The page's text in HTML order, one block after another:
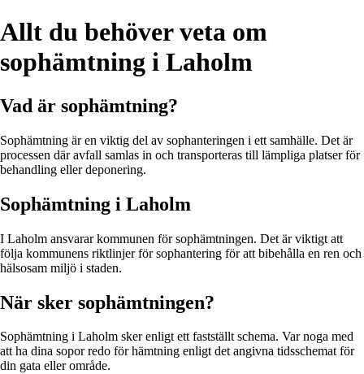
Allt du behöver veta om
sophämtning i Laholm
Vad är sophämtning?
Sophämtning är en viktig del av sophanteringen i ett samhälle. Det är
processen där avfall samlas in och transporteras till lämpliga platser för
behandling eller deponering.
Sophämtning i Laholm
I Laholm ansvarar kommunen för sophämtningen. Det är viktigt att
följa kommunens riktlinjer för sophantering för att bibehålla en ren och
hälsosam miljö i staden.
När sker sophämtningen?
Sophämtning i Laholm sker enligt ett fastställt schema. Var noga med
att ha dina sopor redo för hämtning enligt det angivna tidsschemat för
din gata eller område.